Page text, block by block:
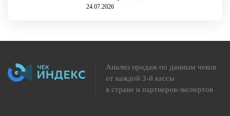
24.07.2026
Анализ продаж по данным чеков
от каждой 3-й кассы
в стране и партнеров-экспертов